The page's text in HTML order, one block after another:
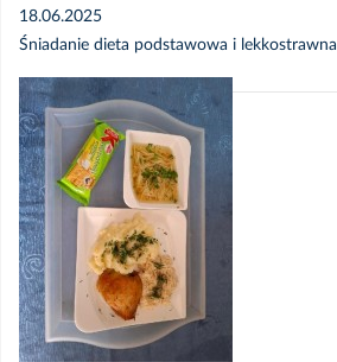
18.06.2025
Śniadanie dieta podstawowa i lekkostrawna